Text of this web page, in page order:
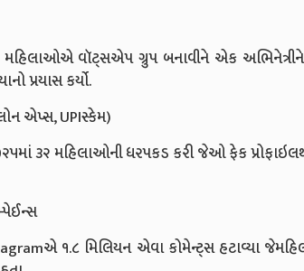
મહિલાઓએ વૉટ્સએપ ગ્રુપ બનાવીને એક
પ્રયાસ કર્યો.
એપ્સ, UPIસ્કેમ)
૩૨ મહિલાઓની ધરપકડ કરી જેઓ ફેક
૧.૮ મિલિયન એવા કોમેન્ટ્સ હટાવ્યા